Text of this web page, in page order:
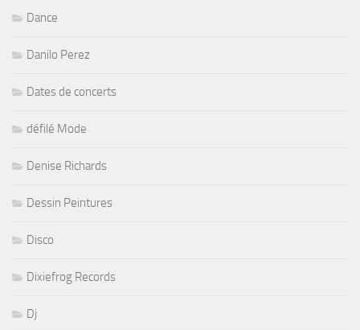
Dance
Danilo Perez
Dates de concerts
défilé Mode
Denise Richards
Dessin Peintures
Disco
Dixiefrog Records
Dj